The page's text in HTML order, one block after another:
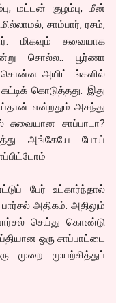
மட்டன் குழம்பு, மீன்
சாம்பார், ரசம்,
மிகவும் சுவையாக
சொல்ல.. பூர்ணா
அயிட்டங்களில்
கொடுத்தது. இது
என்றதும் அசந்து
சாப்பாடா?
அங்கேயே போய்
பேர் உட்கார்ந்தால்
அதிகம். அதிலும்
செய்து கொண்டு
ஒரு சாப்பாட்டை
முறை முயற்சித்துப்